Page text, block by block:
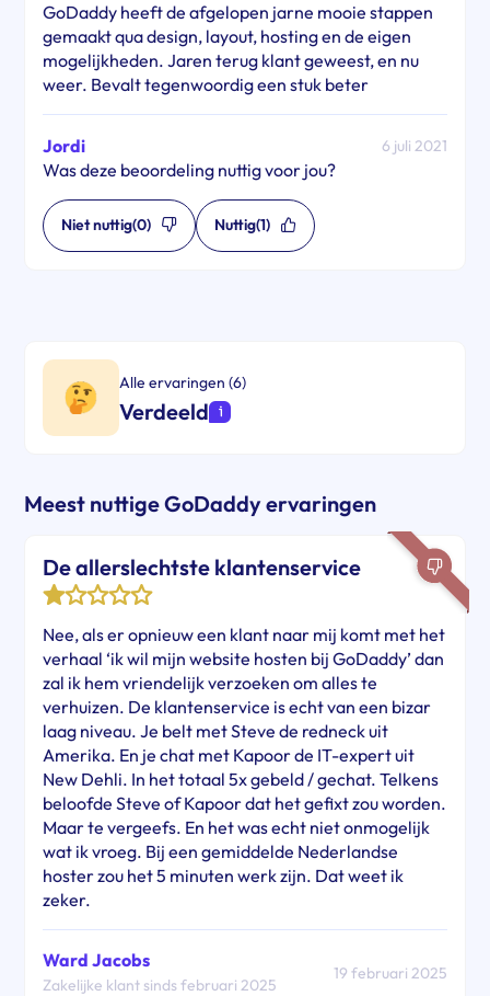
Alle ervaringen (6)
Verdeeld
Meest nuttige GoDaddy ervaringen
De allerslechtste klantenservice
Nee, als er opnieuw een klant naar mij komt met het
verhaal ‘ik wil mijn website hosten bij GoDaddy’ dan
zal ik hem vriendelijk verzoeken om alles te
verhuizen. De klantenservice is echt van een bizar
laag niveau. Je belt met Steve de redneck uit
Amerika. En je chat met Kapoor de IT-expert uit
New Dehli. In het totaal 5x gebeld / gechat. Telkens
beloofde Steve of Kapoor dat het gefixt zou worden.
Maar te vergeefs. En het was echt niet onmogelijk
wat ik vroeg. Bij een gemiddelde Nederlandse
hoster zou het 5 minuten werk zijn. Dat weet ik
zeker.
Ward Jacobs
Zakelijke klant sinds februari 2025
19 februari 2025
GoDaddy heeft de afgelopen jarne mooie stappen
gemaakt qua design, layout, hosting en de eigen
mogelijkheden. Jaren terug klant geweest, en nu
weer. Bevalt tegenwoordig een stuk beter
Jordi 6 juli 2021
Was deze beoordeling nuttig voor jou?
Niet nuttig(0) Nuttig(1)